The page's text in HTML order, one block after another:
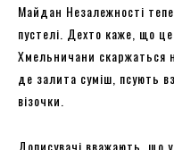
Майдан Незалежності
пустелі. Дехто каже, що
Хмельничани скаржаться
де залита суміш, псують
візочки.
Дописувачі вважають, що